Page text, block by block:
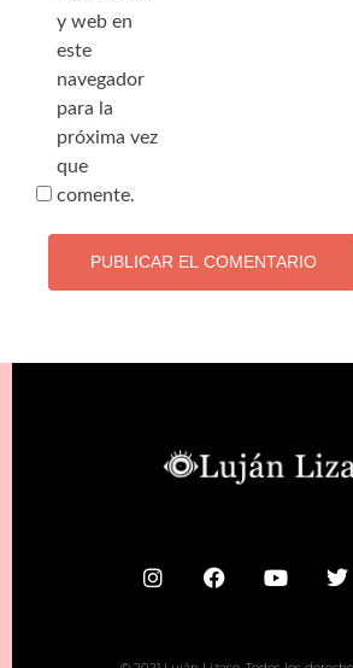
y web en
este
navegador
para la
próxima vez
que
comente.